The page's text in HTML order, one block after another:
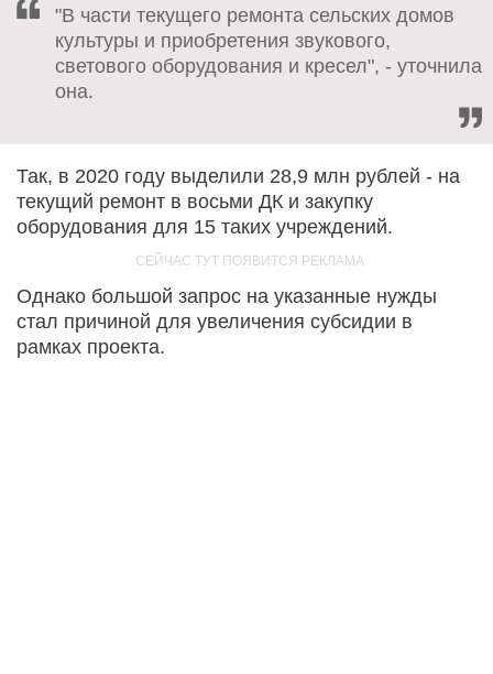
"В части текущего ремонта сельских домов
культуры и приобретения звукового,
светового оборудования и кресел", - уточнила
она.
Так, в 2020 году выделили 28,9 млн рублей - на
текущий ремонт в восьми ДК и закупку
оборудования для 15 таких учреждений.
Однако большой запрос на указанные нужды
стал причиной для увеличения субсидии в
рамках проекта.